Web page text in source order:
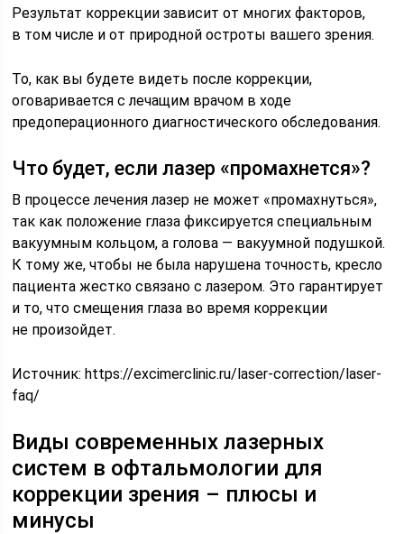
Результат коррекции зависит от многих факторов,
в том числе и от природной остроты вашего зрения.
То, как вы будете видеть после коррекции,
оговаривается с лечащим врачом в ходе
предоперационного диагностического обследования.
Что будет, если лазер «промахнется»?
В процессе лечения лазер не может «промахнуться»,
так как положение глаза фиксируется специальным
вакуумным кольцом, а голова — вакуумной подушкой.
К тому же, чтобы не была нарушена точность, кресло
пациента жестко связано с лазером. Это гарантирует
и то, что смещения глаза во время коррекции
не произойдет.
Источник:https://excimerclinic.ru/laser-correction/laser-
faq/
Виды современных лазерных
систем в офтальмологии для
коррекции зрения – плюсы и
минусы